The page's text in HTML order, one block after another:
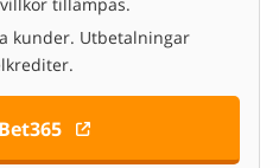
kunder. Utbetalningar